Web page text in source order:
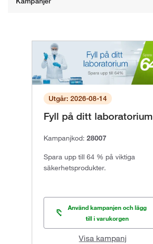
Utgår: 2026-08-14
Fyll på ditt laboratorium
Kampanjkod: 28007
Spara upp till 64 % på viktiga
säkerhetsprodukter.
Använd kampanjen och lägg
till i varukorgen
Visa kampanj